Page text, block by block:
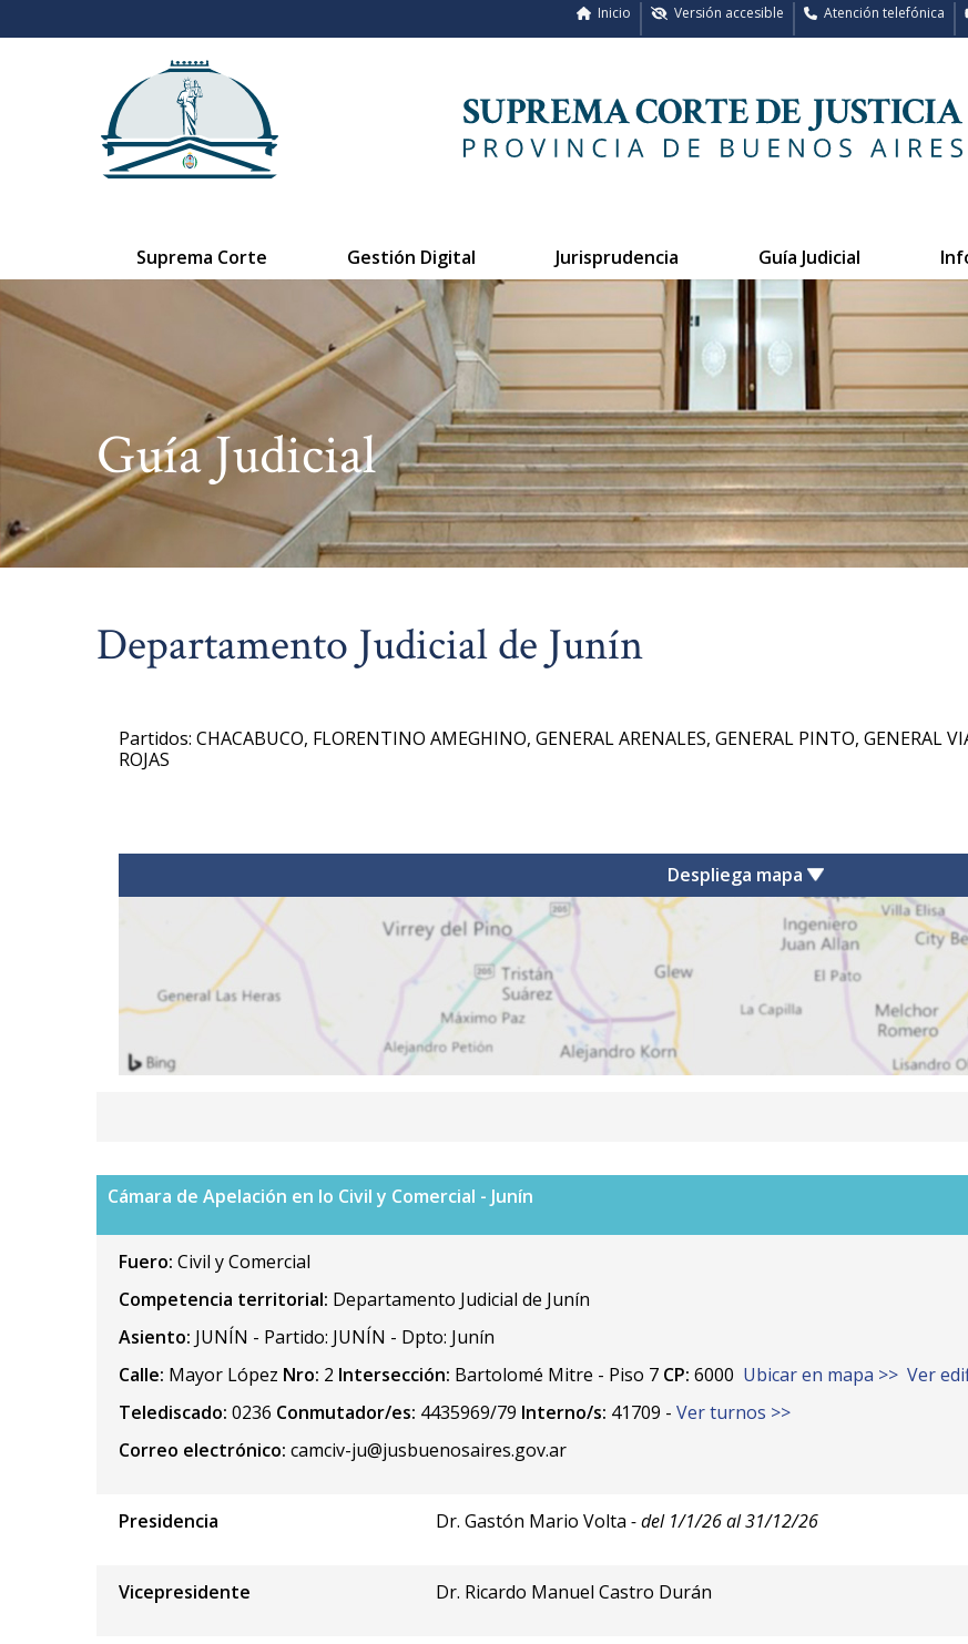
Atención telefónica
Versión accesible
Inicio
Suprema Corte Gestión Digital Jurisprudencia Guía Judicial
Guía Judicial
Departamento Judicial de Junín
Partidos: CHACABUCO, FLORENTINO AMEGHINO, GENERAL ARENALES, GENERAL PINTO, GENERAL
ROJAS
Despliega mapa
Cámara de Apelación en lo Civil y Comercial - Junín
Fuero: Civil y Comercial
Competencia territorial: Departamento Judicial de Junín
Asiento: JUNÍN - Partido: JUNÍN - Dpto: Junín
Calle: Mayor López Nro: 2 Intersección: Bartolomé Mitre - Piso 7 CP: 6000 Ubicar en mapa >> Ver
Telediscado: 0236 Conmutador/es: 4435969/79 Interno/s: 41709 - Ver turnos >>
Correo electrónico: camciv-ju@jusbuenosaires.gov.ar
Presidencia Dr. Gastón Mario Volta - del 1/1/26 al 31/12/26
Vicepresidente Dr. Ricardo Manuel Castro Durán